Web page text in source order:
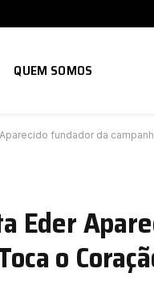
QUEM SOMOS
fundador da
Eder
o